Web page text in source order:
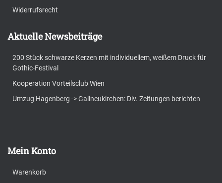
Widerrufsrecht
Aktuelle Newsbeiträge
200 Stück schwarze Kerzen mit individuellem, weißem Druck für
Gothic-Festival
Kooperation Vorteilsclub Wien
Umzug Hagenberg -> Gallneukirchen: Div. Zeitungen berichten
Mein Konto
Warenkorb